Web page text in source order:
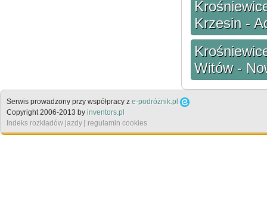
Krzesin -
Witów -
Serwis prowadzony przy współpracy z e-podróżnik.pl
Copyright 2006-2013 by inventors.pl
Indeks rozkładów jazdy
regulamin cookies